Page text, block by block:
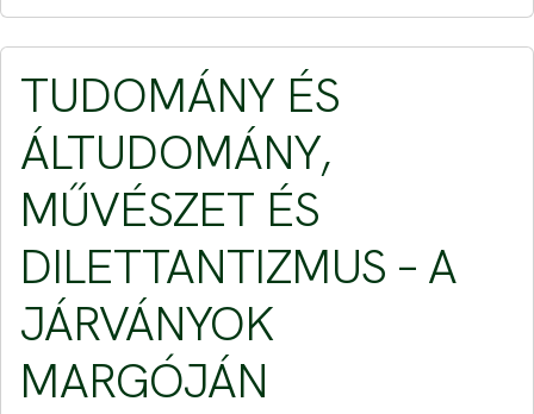
TUDOMÁNY ÉS
ÁLTUDOMÁNY,
MŰVÉSZET ÉS
DILETTANTIZMUS – A
JÁRVÁNYOK
MARGÓJÁN